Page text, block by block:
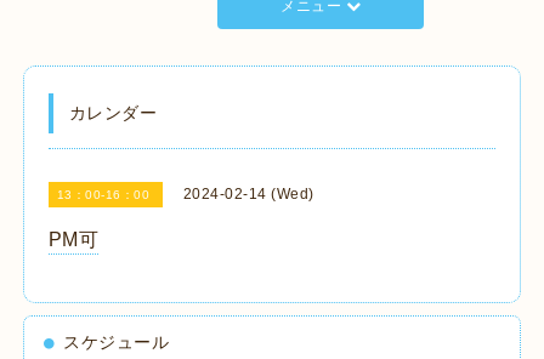
メニュー
カレンダー
13：00-16：00 2024-02-14 (Wed)
PM可
スケジュール